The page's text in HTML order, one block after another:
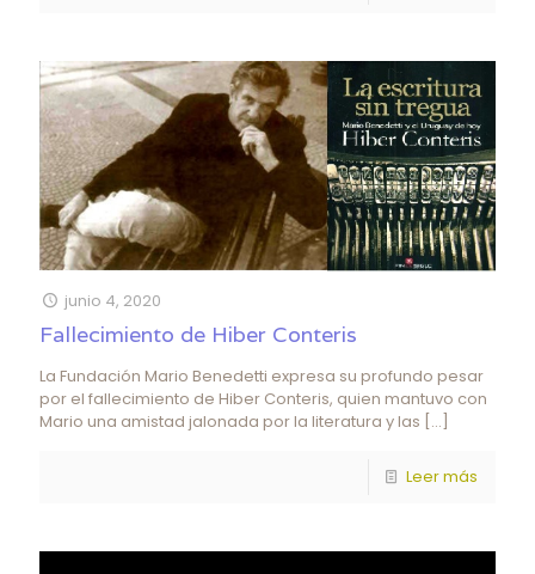
junio 4, 2020
Fallecimiento de Hiber Conteris
La Fundación Mario Benedetti expresa su profundo pesar
por el fallecimiento de Hiber Conteris, quien mantuvo con
Mario una amistad jalonada por la literatura y las […]
Leer más